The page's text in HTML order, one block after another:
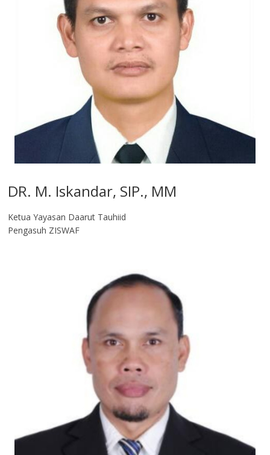
DR. M. Iskandar, SIP., MM
Ketua Yayasan Daarut Tauhiid
Pengasuh ZISWAF